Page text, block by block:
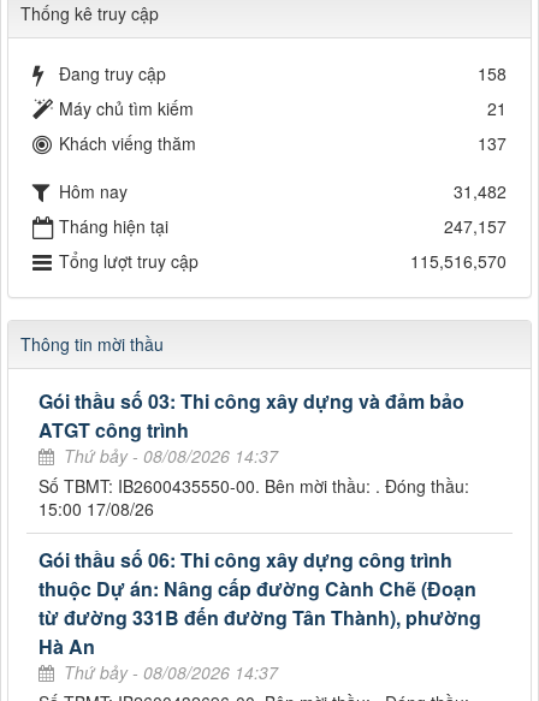
Thống kê truy cập
Đang truy cập
158
Máy chủ tìm kiếm
21
Khách viếng thăm
137
Hôm nay
31,482
Tháng hiện tại
247,157
Tổng lượt truy cập
115,516,570
Thông tin mời thầu
Gói thầu số 03: Thi công xây dựng và đảm bảo
ATGT công trình
Thứ bảy - 08/08/2026 14:37
Số TBMT: IB2600435550-00. Bên mời thầu: . Đóng thầu:
15:00 17/08/26
Gói thầu số 06: Thi công xây dựng công trình
thuộc Dự án: Nâng cấp đường Cành Chẽ (Đoạn
từ đường 331B đến đường Tân Thành), phường
Hà An
Thứ bảy - 08/08/2026 14:37